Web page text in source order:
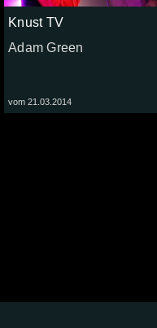
Knust TV
Adam Green
vom 21.03.2014